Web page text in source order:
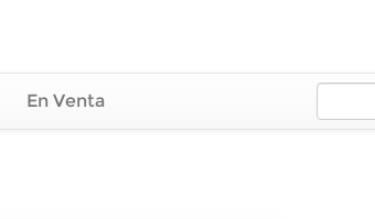
En Venta